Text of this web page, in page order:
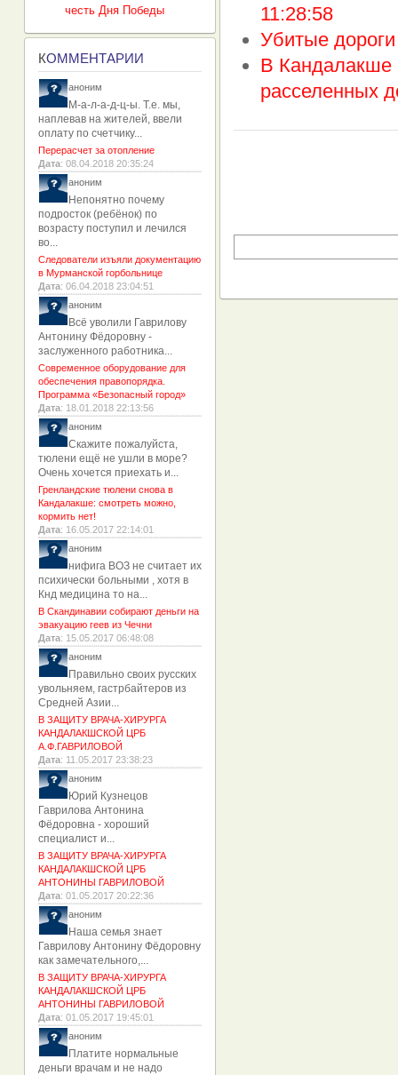
11:28:58
Убитые
В Кандалакше
расселенных
честь Дня Победы
КОММЕНТАРИИ
аноним
М-а-л-а-д-ц-ы. Т.е. мы,
наплевав на жителей, ввели
оплату по счетчику...
Перерасчет за отопление
Дата: 08.04.2018 20:35:24
аноним
Непонятно почему
подросток (ребёнок) по
возрасту поступил и лечился
во...
Следователи изъяли документацию
в Мурманской горбольнице
Дата: 06.04.2018 23:04:51
аноним
Всё уволили Гаврилову
Антонину Фёдоровну -
заслуженного работника...
Современное оборудование для
обеспечения правопорядка.
Программа «Безопасный город»
Дата: 18.01.2018 22:13:56
аноним
Скажите пожалуйста,
тюлени ещё не ушли в море?
Очень хочется приехать и...
Гренландские тюлени снова в
Кандалакше: смотреть можно,
кормить нет!
Дата: 16.05.2017 22:14:01
аноним
нифига ВОЗ не считает их
психически больными , хотя в
Кнд медицина то на...
В Скандинавии собирают деньги на
эвакуацию геев из Чечни
Дата: 15.05.2017 06:48:08
аноним
Правильно своих русских
увольняем, гастрбайтеров из
Средней Азии...
В ЗАЩИТУ ВРАЧА-ХИРУРГА
КАНДАЛАКШСКОЙ ЦРБ
А.Ф.ГАВРИЛОВОЙ
Дата: 11.05.2017 23:38:23
аноним
Юрий Кузнецов
Гаврилова Антонина
Фёдоровна - хороший
специалист и...
В ЗАЩИТУ ВРАЧА-ХИРУРГА
КАНДАЛАКШСКОЙ ЦРБ
АНТОНИНЫ ГАВРИЛОВОЙ
Дата: 01.05.2017 20:22:36
аноним
Наша семья знает
Гаврилову Антонину Фёдоровну
как замечательного,...
В ЗАЩИТУ ВРАЧА-ХИРУРГА
КАНДАЛАКШСКОЙ ЦРБ
АНТОНИНЫ ГАВРИЛОВОЙ
Дата: 01.05.2017 19:45:01
аноним
Платите нормальные
деньги врачам и не надо